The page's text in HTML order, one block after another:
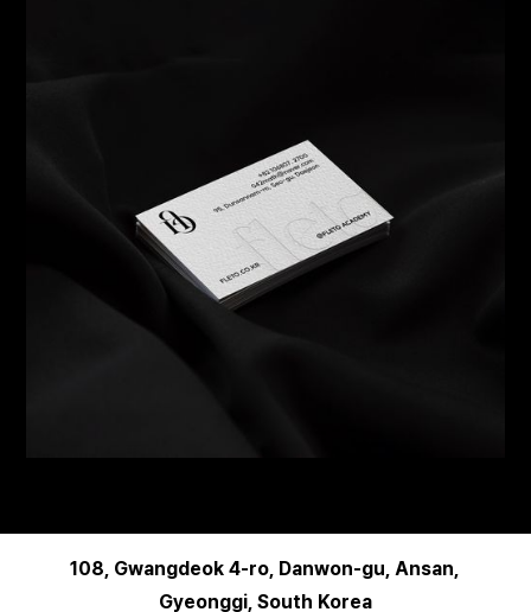
108, Gwangdeok 4-ro, Danwon-gu, Ansan,
Gyeonggi, South Korea